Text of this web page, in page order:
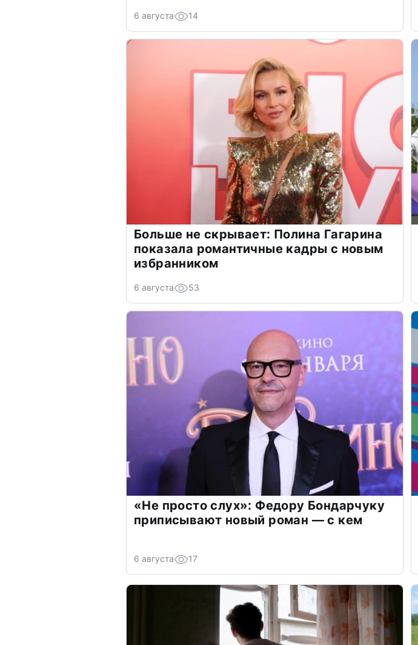
6 августа 14
Больше не скрывает: Полина Гагарина
показала романтичные кадры с новым
избранником
6 августа 53
«Не просто слух»: Федору Бондарчуку
приписывают новый роман — с кем
6 августа 17